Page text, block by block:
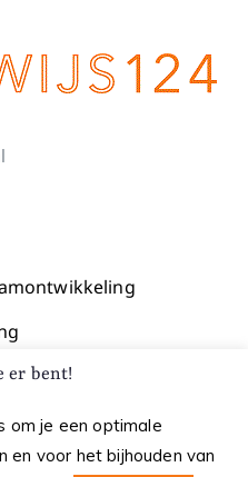
& innovatie
er bent!
om je een optimale
en voor het bijhouden van